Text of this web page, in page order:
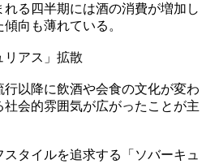
れる四半期には酒の消費が増加し
向も薄れている。
アス」拡散
以降に飲酒や会食の文化が変わ
会的雰囲気が広がったことが主
タイルを追求する「ソバーキュ